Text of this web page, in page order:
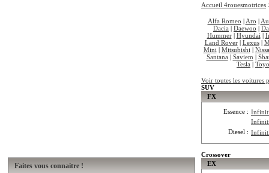
Faites vous connaitre !
Accueil 4rouesmotrices
Alfa Romeo | Aro |
Dacia | Daewoo |
Hummer| Hyundai |
Land Rover| Lexus|
Mini | Mitsubishi |
Santana | Saviem |
Tesla |
Voir toutes les voitures
SUV
FX
Essence :
Diesel :
Crossover
EX